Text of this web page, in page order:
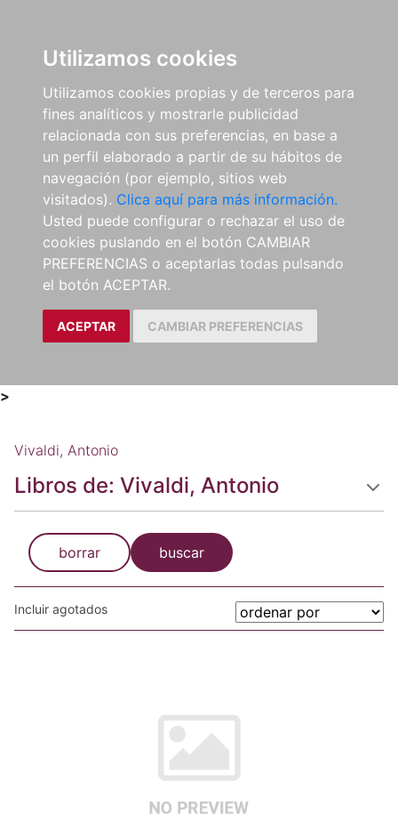
Utilizamos cookies
Utilizamos cookies propias y de terceros para
fines analíticos y mostrarle publicidad
relacionada con sus preferencias, en base a
un perfil elaborado a partir de su hábitos de
navegación (por ejemplo, sitios web
visitados). Clica aquí para más información.
Usted puede configurar o rechazar el uso de
cookies puslando en el botón CAMBIAR
PREFERENCIAS o aceptarlas todas pulsando
el botón ACEPTAR.
ACEPTAR CAMBIAR PREFERENCIAS
>
Vivaldi, Antonio
Libros de: Vivaldi, Antonio
borrar buscar
Incluir agotados